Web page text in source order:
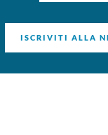
ISCRIVITI ALLA